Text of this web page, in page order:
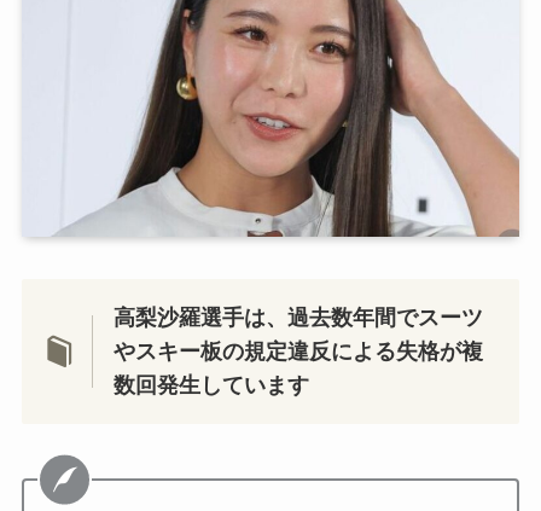
高梨沙羅選手は、過去数年間でスーツ
やスキー板の規定違反による失格が複
数回発生しています